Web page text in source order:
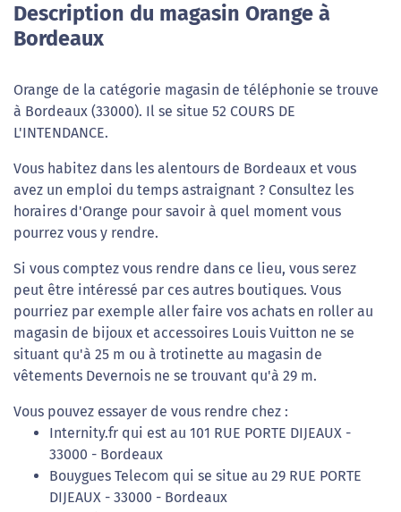
Description du magasin Orange à
Bordeaux
Orange de la catégorie magasin de téléphonie se trouve
à Bordeaux (33000). Il se situe 52 COURS DE
L'INTENDANCE.
Vous habitez dans les alentours de Bordeaux et vous
avez un emploi du temps astraignant ? Consultez les
horaires d'Orange pour savoir à quel moment vous
pourrez vous y rendre.
Si vous comptez vous rendre dans ce lieu, vous serez
peut être intéressé par ces autres boutiques. Vous
pourriez par exemple aller faire vos achats en roller au
magasin de bijoux et accessoires Louis Vuitton ne se
situant qu'à 25 m ou à trotinette au magasin de
vêtements Devernois ne se trouvant qu'à 29 m.
Vous pouvez essayer de vous rendre chez :
Internity.fr qui est au 101 RUE PORTE DIJEAUX -
33000 - Bordeaux
Bouygues Telecom qui se situe au 29 RUE PORTE
DIJEAUX - 33000 - Bordeaux